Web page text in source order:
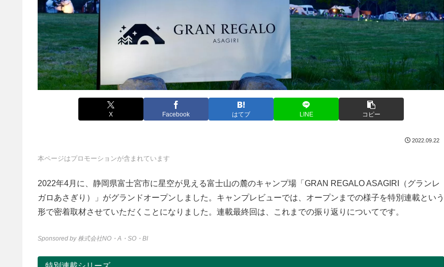
X Facebook はてブ LINE コピー
2022.09.22
本ページはプロモーションが含まれています
2022年4月に、静岡県富士宮市に星空が見える富士山の麓のキャンプ場「GRAN REGALO ASAGIRI（グランレ
ガロあさぎり）」がグランドオープンしました。キャンプレビューでは、オープンまでの様子を特別連載という
形で密着取材させていただくことになりました。連載最終回は、これまでの振り返りについてです。
Sponsored by 株式会社NO・A・SO・BI